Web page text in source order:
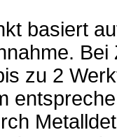
basiert
zu 2